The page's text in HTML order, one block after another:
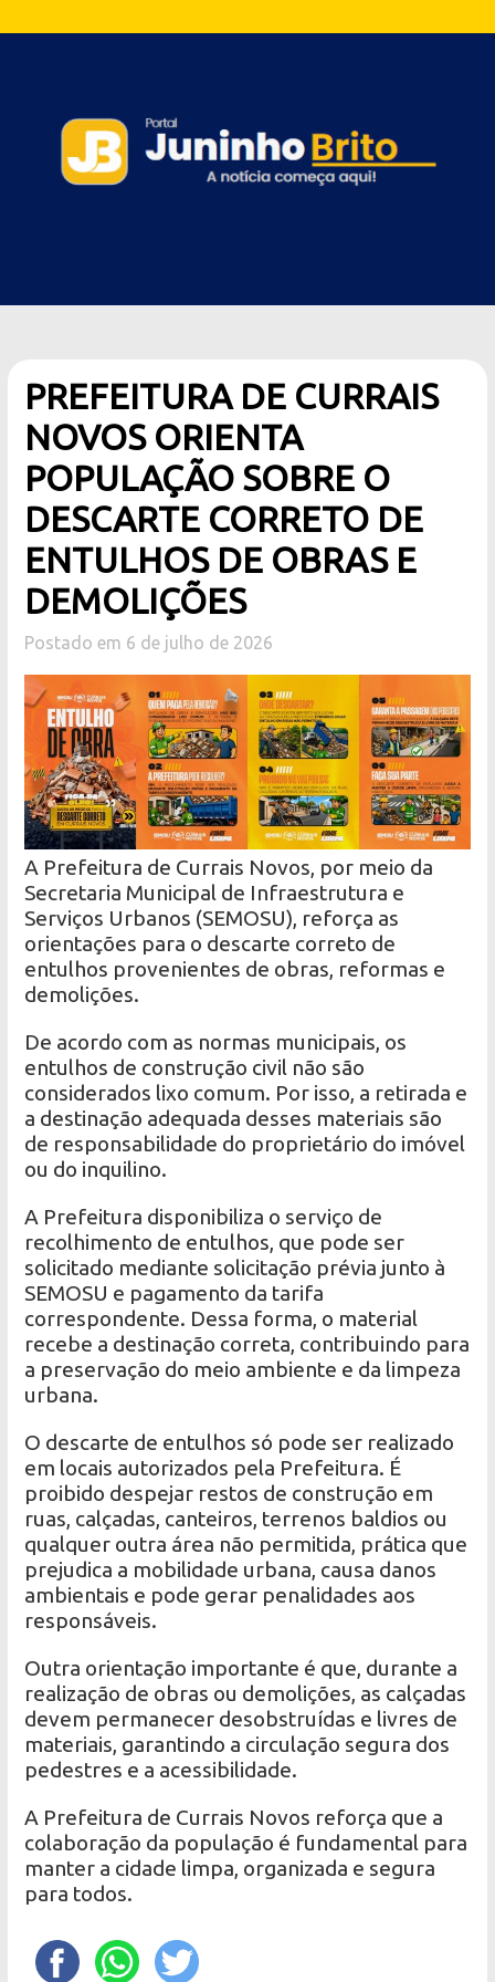
PREFEITURA DE CURRAIS
NOVOS ORIENTA
POPULAÇÃO SOBRE O
DESCARTE CORRETO DE
ENTULHOS DE OBRAS E
DEMOLIÇÕES
Postado em 6 de julho de 2026
A Prefeitura de Currais Novos, por meio da
Secretaria Municipal de Infraestrutura e
Serviços Urbanos (SEMOSU), reforça as
orientações para o descarte correto de
entulhos provenientes de obras, reformas e
demolições.
De acordo com as normas municipais, os
entulhos de construção civil não são
considerados lixo comum. Por isso, a retirada e
a destinação adequada desses materiais são
de responsabilidade do proprietário do imóvel
ou do inquilino.
A Prefeitura disponibiliza o serviço de
recolhimento de entulhos, que pode ser
solicitado mediante solicitação prévia junto à
SEMOSU e pagamento da tarifa
correspondente. Dessa forma, o material
recebe a destinação correta, contribuindo para
a preservação do meio ambiente e da limpeza
urbana.
O descarte de entulhos só pode ser realizado
em locais autorizados pela Prefeitura. É
proibido despejar restos de construção em
ruas, calçadas, canteiros, terrenos baldios ou
qualquer outra área não permitida, prática que
prejudica a mobilidade urbana, causa danos
ambientais e pode gerar penalidades aos
responsáveis.
Outra orientação importante é que, durante a
realização de obras ou demolições, as calçadas
devem permanecer desobstruídas e livres de
materiais, garantindo a circulação segura dos
pedestres e a acessibilidade.
A Prefeitura de Currais Novos reforça que a
colaboração da população é fundamental para
manter a cidade limpa, organizada e segura
para todos.